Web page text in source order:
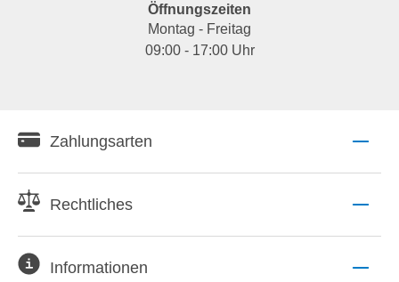
Öffnungszeiten
Montag - Freitag
09:00 - 17:00 Uhr
Zahlungsarten
Rechtliches
Informationen